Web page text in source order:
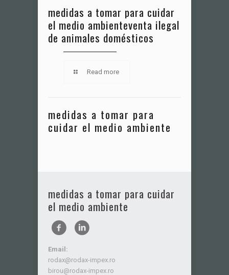
medidas a tomar para cuidar
el medio ambienteventa ilegal
de animales domésticos
Read more
medidas a tomar para
cuidar el medio ambiente
medidas a tomar para cuidar
el medio ambiente
Email:
rodax@rodax-impex.ro
birou@rodax-impex.ro